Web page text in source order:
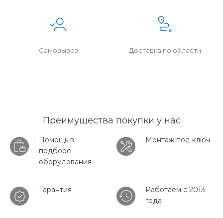
Самовывоз Доставка по области
Преимущества покупки у нас
Помощь в
подборе
оборудования
Монтаж под ключ
Гарантия
Работаем с 2013
года